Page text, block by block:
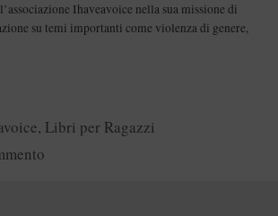
Ihaveavoice nella sua missione di
su temi importanti come violenza di genere,
, Libri per Ragazzi